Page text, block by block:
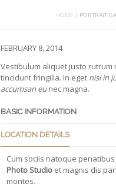
HOME / PORTRAIT
FEBRUARY 8, 2014
Vestibulum aliquet justo rutrum
tincidunt fringilla. In eget nisl in
accumsan eunec magna.
BASIC INFORMATION
LOCATION DETAILS
Cum sociis natoque penatibus
Photo Studio et magnis dis
montes.